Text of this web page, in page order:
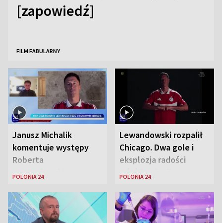
[zapowiedź]
FILM FABULARNY
Janusz Michalik
komentuje występy
Roberta
Lewandowskiego w
Zjednoczonych
POLONIA 24
Lewandowski rozpalił
Chicago. Dwa gole i
eksplozja radości
wśród Polonii
POLONIA 24